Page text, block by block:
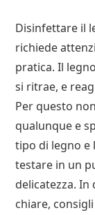
Disinfettare il
richiede
pratica. Il
si ritrae, e
Per questo
qualunque e
tipo di legno e
testare in un
delicatezza.
chiare,